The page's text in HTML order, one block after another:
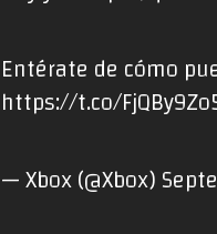
Entérate de cómo
https://t.co/
— Xbox (@Xbox)